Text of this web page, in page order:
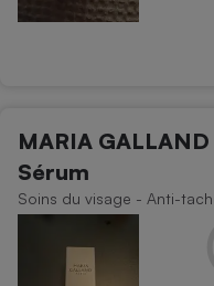
MARIA
Sérum
Soins du visage - Anti-